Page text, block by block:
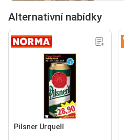
Alternativní nabídky
Pilsner Urquell